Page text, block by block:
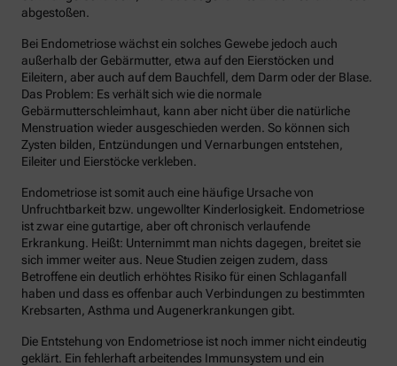
abgestoßen.
Bei Endometriose wächst ein solches Gewebe jedoch auch
außerhalb der Gebärmutter, etwa auf den Eierstöcken und
Eileitern, aber auch auf dem Bauchfell, dem Darm oder der Blase.
Das Problem: Es verhält sich wie die normale
Gebärmutterschleimhaut, kann aber nicht über die natürliche
Menstruation wieder ausgeschieden werden. So können sich
Zysten bilden, Entzündungen und Vernarbungen entstehen,
Eileiter und Eierstöcke verkleben.
Endometriose ist somit auch eine häufige Ursache von
Unfruchtbarkeit bzw. ungewollter Kinderlosigkeit. Endometriose
ist zwar eine gutartige, aber oft chronisch verlaufende
Erkrankung. Heißt: Unternimmt man nichts dagegen, breitet sie
sich immer weiter aus. Neue Studien zeigen zudem, dass
Betroffene ein deutlich erhöhtes Risiko für einen Schlaganfall
haben und dass es offenbar auch Verbindungen zu bestimmten
Krebsarten, Asthma und Augenerkrankungen gibt.
Die Entstehung von Endometriose ist noch immer nicht eindeutig
geklärt. Ein fehlerhaft arbeitendes Immunsystem und ein